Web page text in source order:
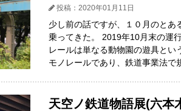
投稿：2020年01月11日
少し前の話ですが、１０月のとあ
乗ってきた。 2019年10月末の運
レールは単なる動物園の遊具と
モノレールであり、鉄道事業法で
天空ノ鉄道物語展(六本